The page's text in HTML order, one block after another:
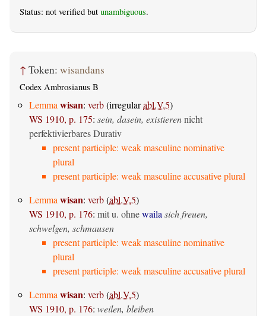
Status: not verified but unambiguous.
↑ Token: wisandans
Codex Ambrosianus B
Lemmawisan: verb(irregularabl.V.5)
WS 1910, p. 175: sein, dasein, existierennicht
perfektivierbares Durativ
present participle: weak masculine nominative
plural
present participle: weak masculine accusative plural
Lemmawisan: verb(abl.V.5)
WS 1910, p. 176: mit u. ohnewailasich freuen,
schwelgen, schmausen
present participle: weak masculine nominative
plural
present participle: weak masculine accusative plural
Lemmawisan: verb(abl.V.5)
WS 1910, p. 176: weilen, bleiben